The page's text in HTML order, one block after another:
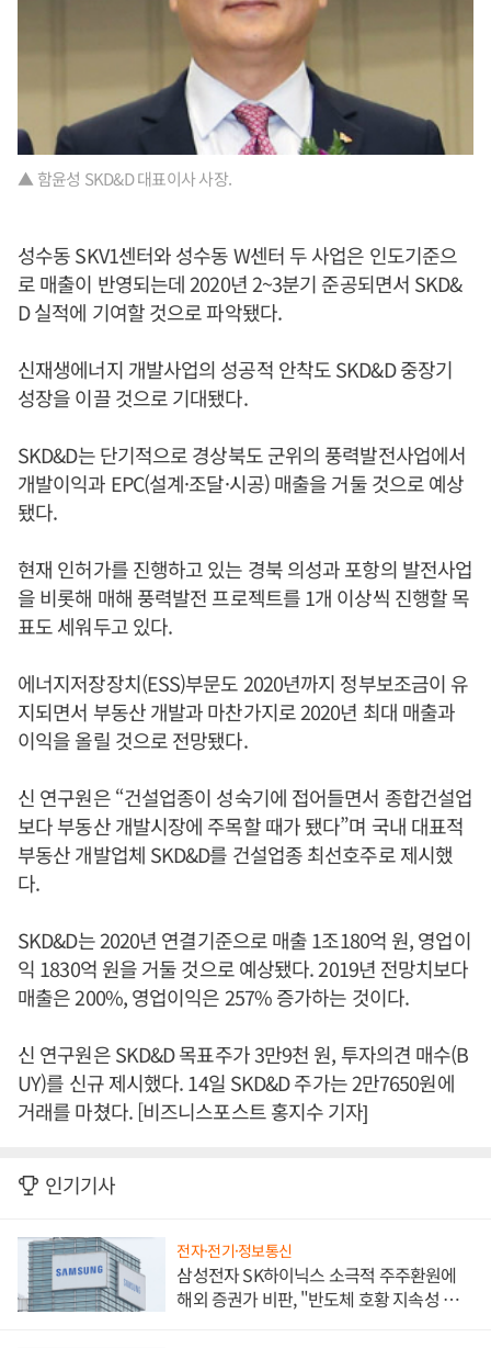
▲ 함윤성 SKD&D 대표이사 사장.
성수동 SKV1센터와 성수동 W센터 두 사업은 인도기준으
로 매출이 반영되는데 2020년 2~3분기 준공되면서 SKD&
D 실적에 기여할 것으로 파악됐다.
신재생에너지 개발사업의 성공적 안착도 SKD&D 중장기
성장을 이끌 것으로 기대됐다.
SKD&D는 단기적으로 경상북도 군위의 풍력발전사업에서
개발이익과 EPC(설계·조달·시공) 매출을 거둘 것으로 예상
됐다.
현재 인허가를 진행하고 있는 경북 의성과 포항의 발전사업
을 비롯해 매해 풍력발전 프로젝트를 1개 이상씩 진행할 목
표도 세워두고 있다.
에너지저장장치(ESS)부문도 2020년까지 정부보조금이 유
지되면서 부동산 개발과 마찬가지로 2020년 최대 매출과
이익을 올릴 것으로 전망됐다.
신 연구원은 “건설업종이 성숙기에 접어들면서 종합건설업
보다 부동산 개발시장에 주목할 때가 됐다”며 국내 대표적
부동산 개발업체 SKD&D를 건설업종 최선호주로 제시했
다.
SKD&D는 2020년 연결기준으로 매출 1조180억 원, 영업이
익 1830억 원을 거둘 것으로 예상됐다. 2019년 전망치보다
매출은 200%, 영업이익은 257% 증가하는 것이다.
신 연구원은 SKD&D 목표주가 3만9천 원, 투자의견 매수(B
UY)를 신규 제시했다. 14일 SKD&D 주가는 2만7650원에
거래를 마쳤다. [비즈니스포스트 홍지수 기자]
인기기사
전자·전기·정보통신
삼성전자 SK하이닉스 소극적 주주환원에
해외 증권가 비판, "반도체 호황 지속성 의